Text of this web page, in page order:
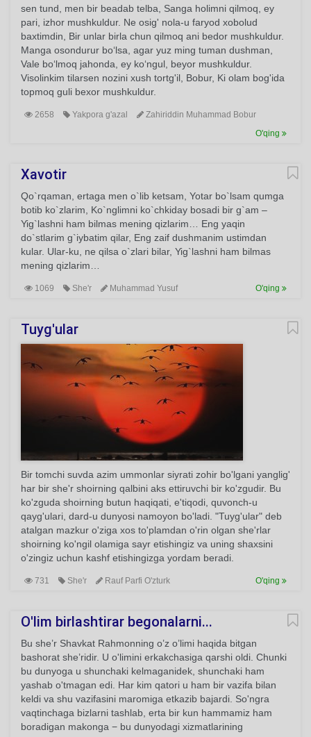
sen tund, men bir beadab telba, Sanga holimni qilmoq, ey
pari, izhor mushkuldur. Ne osig' nola-u faryod xobolud
baxtimdin, Bir unlar birla chun qilmoq ani bedor mushkuldur.
Manga osondurur bo‘lsa, agar yuz ming tuman dushman,
Vale bo‘lmoq jahonda, ey ko‘ngul, beyor mushkuldur.
Visolinkim tilarsen nozini xush tortg'il, Bobur, Ki olam bog'ida
topmoq guli bexor mushkuldur.
2658 Yakpora g'azal
Zahiriddin Muhammad Bobur
O'qing
Xavotir
Qo`rqaman, ertaga men o`lib ketsam, Yotar bo`lsam qumga
botib ko`zlarim, Ko`nglimni ko`chkiday bosadi bir g`am –
Yig`lashni ham bilmas mening qizlarim… Eng yaqin
do`stlarim g`iybatim qilar, Eng zaif dushmanim ustimdan
kular. Ular-ku, ne qilsa o`zlari bilar, Yig`lashni ham bilmas
mening qizlarim…
1069 She'r Muhammad Yusuf O'qing
Tuyg'ular
Bir tomchi suvda azim ummonlar siyrati zohir bo'lgani yanglig'
har bir she'r shoirning qalbini aks ettiruvchi bir ko'zgudir. Bu
ko'zguda shoirning butun haqiqati, e'tiqodi, quvonch-u
qayg'ulari, dard-u dunyosi namoyon bo'ladi. "Tuyg'ular" deb
atalgan mazkur o'ziga xos to'plamdan o'rin olgan she'rlar
shoirning ko'ngil olamiga sayr etishingiz va uning shaxsini
o'zingiz uchun kashf etishingizga yordam beradi.
731 She'r Rauf Parfi O'zturk O'qing
O'lim birlashtirar begonalarni...
Bu she’r Shavkat Rahmonning o’z o’limi haqida bitgan
bashorat she’ridir. U o'limini erkakchasiga qarshi oldi. Chunki
bu dunyoga u shunchaki kelmaganidek, shunchaki ham
yashab o'tmagan edi. Har kim qatori u ham bir vazifa bilan
keldi va shu vazifasini maromiga etkazib bajardi. So'ngra
vaqtinchaga bizlarni tashlab, erta bir kun hammamiz ham
boradigan makonga − bu dunyodagi xizmatlarining